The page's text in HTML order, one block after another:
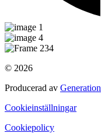
© 2026
Producerad av Generation
Cookieinställningar
Cookiepolicy